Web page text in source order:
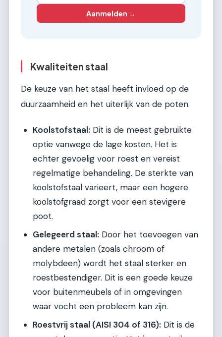
Aanmelden →
Kwaliteiten staal
De keuze van het staal heeft invloed op de
duurzaamheid en het uiterlijk van de poten.
Koolstofstaal: Dit is de meest gebruikte
optie vanwege de lage kosten. Het is
echter gevoelig voor roest en vereist
regelmatige behandeling. De sterkte van
koolstofstaal varieert, maar een hogere
koolstofgraad zorgt voor een stevigere
poot.
Gelegeerd staal: Door het toevoegen van
andere metalen (zoals chroom of
molybdeen) wordt het staal sterker en
roestbestendiger. Dit is een goede keuze
voor buitenmeubels of in omgevingen
waar vocht een probleem kan zijn.
Roestvrij staal (AISI 304 of 316): Dit is de